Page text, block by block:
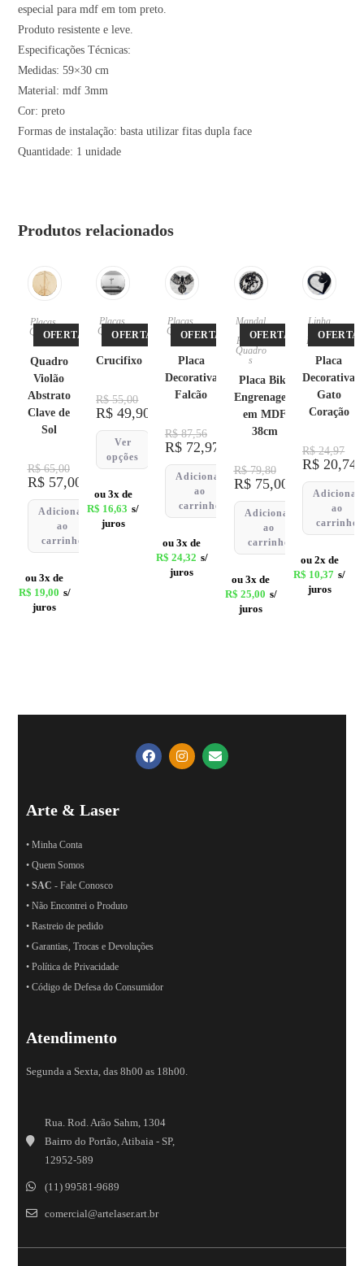
especial para mdf em tom preto.
Produto resistente e leve.
Especificações Técnicas:
Medidas: 59×30 cm
Material: mdf 3mm
Cor: preto
Formas de instalação: basta utilizar fitas dupla face
Quantidade: 1 unidade
Produtos relacionados
OFERTA!
Placas,
Quadro
s
Quadro
Violão
Abstrato
Clave de
Sol
R$65,00
R$57,00
Adicionar
ao
carrinho
ou 3x de
R$ 19,00 s/
juros
OFERTA!
Placas,
Quadro
s
Crucifixo
R$55,00
R$ 49,90
Ver
opções
ou 3x de
R$ 16,63 s/
juros
OFERTA!
Placas,
Quadro
s
Placa
Decorativa
Falcão
R$87,56
R$72,97
Adicionar
ao
carrinho
ou 3x de
R$ 24,32 s/
juros
OFERTA!
Mandal
as,
Placas,
Quadro
s
Placa Bike
Engrenagem
em MDF
38cm
R$79,80
R$75,00
Adicionar
ao
carrinho
ou 3x de
R$ 25,00 s/
juros
OFERTA!
Linha
Pet,
Placas
Placa
Decorativa
Gato
Coração
R$24,97
R$ 20,74
Adicionar
ao
carrinho
ou 2x de
R$ 10,37 s/
juros
Arte & Laser
• Minha Conta
• Quem Somos
•SAC - Fale Conosco
• Não Encontrei o Produto
• Rastreio de pedido
• Garantias, Trocas e Devoluções
• Política de Privacidade
• Código de Defesa do Consumidor
Atendimento
Segunda a Sexta, das 8h00 as 18h00.
Rua. Rod. Arão Sahm, 1304
Bairro do Portão, Atibaia - SP,
12952-589
(11) 99581-9689
comercial@artelaser.art.br